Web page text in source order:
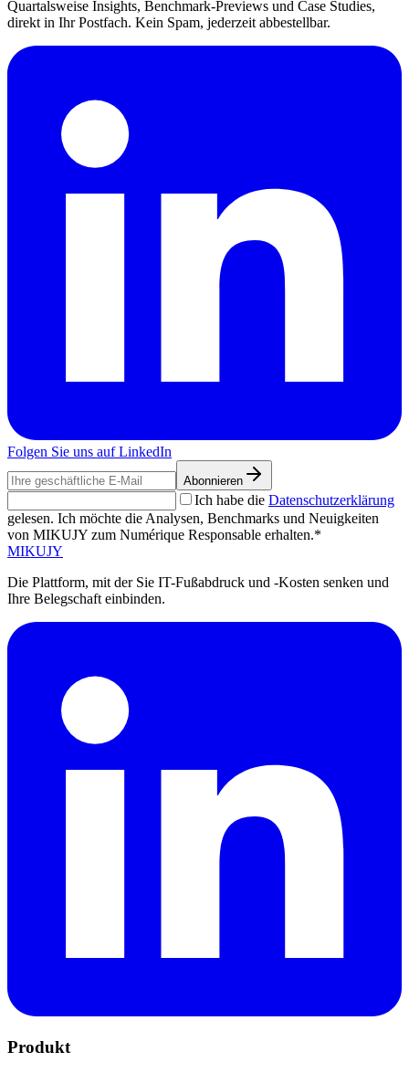
Quartalsweise Insights, Benchmark-Previews und Case Studies,
direkt in Ihr Postfach. Kein Spam, jederzeit abbestellbar.
Folgen Sie uns auf LinkedIn
Abonnieren
Ich habe die Datenschutzerklärung
gelesen. Ich möchte die Analysen, Benchmarks und Neuigkeiten
von MIKUJY zum Numérique Responsable erhalten.*
MIKUJY
Die Plattform, mit der Sie IT-Fußabdruck und -Kosten senken und
Ihre Belegschaft einbinden.
Produkt